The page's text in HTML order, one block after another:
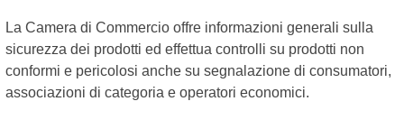
La Camera di Commercio offre informazioni generali sulla
sicurezza dei prodotti ed effettua controlli su prodotti non
conformi e pericolosi anche su segnalazione di consumatori,
associazioni di categoria e operatori economici.